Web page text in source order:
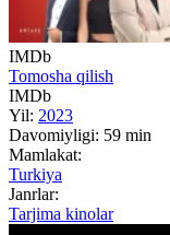
IMDb
Tomosha qilish
IMDb
Yil: 2023
Davomiyligi: 59 min
Mamlakat:
Turkiya
Janrlar:
Tarjima kinolar